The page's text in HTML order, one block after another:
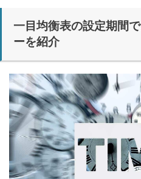
一目均衡表の設定期間
ーを紹介